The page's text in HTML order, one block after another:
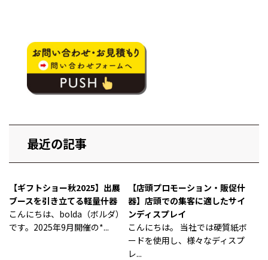
最近の記事
【ギフトショー秋2025】出展
ブースを引き立てる軽量什器
こんにちは、bolda（ボルダ）
です。2025年9月開催の*...
【店頭プロモーション・販促什
器】店頭での集客に適したサイ
ンディスプレイ
こんにちは。 当社では硬質紙ボ
ードを使用し、様々なディスプ
レ...